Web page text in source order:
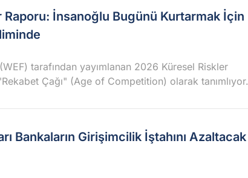
İnsanoğlu Bugünü Kurtarmak İçin
tarafından yayımlanan 2026 Küresel Riskler
Çağı" (Age of Competition) olarak tanımlıyor.
Bankaların Girişimcilik İştahını Azaltacak